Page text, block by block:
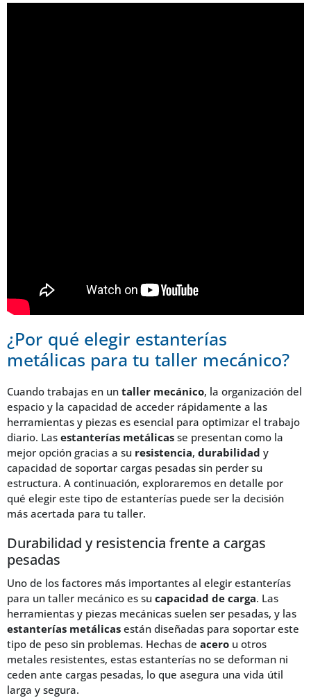
¿Por qué elegir estanterías
metálicas para tu taller mecánico?
Cuando trabajas en un taller mecánico, la organización del
espacio y la capacidad de acceder rápidamente a las
herramientas y piezas es esencial para optimizar el trabajo
diario. Las estanterías metálicas se presentan como la
mejor opción gracias a su resistencia, durabilidad y
capacidad de soportar cargas pesadas sin perder su
estructura. A continuación, exploraremos en detalle por
qué elegir este tipo de estanterías puede ser la decisión
más acertada para tu taller.
Durabilidad y resistencia frente a cargas
pesadas
Uno de los factores más importantes al elegir estanterías
para un taller mecánico es su capacidad de carga. Las
herramientas y piezas mecánicas suelen ser pesadas, y las
estanterías metálicas están diseñadas para soportar este
tipo de peso sin problemas. Hechas de acero u otros
metales resistentes, estas estanterías no se deforman ni
ceden ante cargas pesadas, lo que asegura una vida útil
larga y segura.